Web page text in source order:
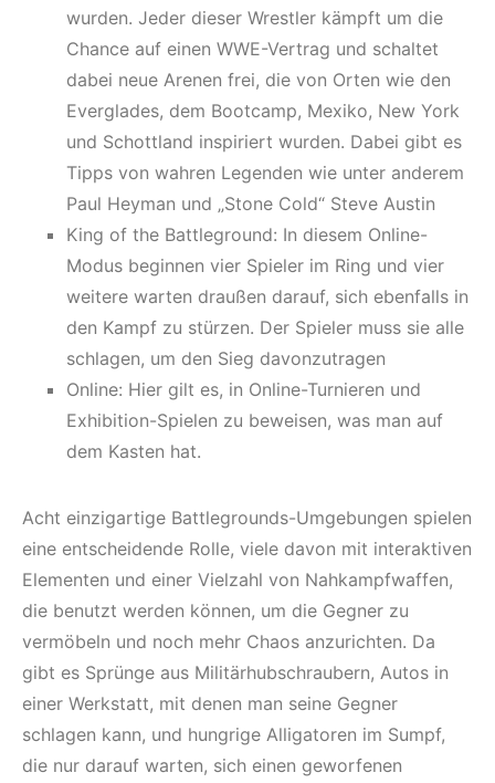
wurden. Jeder dieser Wrestler kämpft um die
Chance auf einen WWE-Vertrag und schaltet
dabei neue Arenen frei, die von Orten wie den
Everglades, dem Bootcamp, Mexiko, New York
und Schottland inspiriert wurden. Dabei gibt es
Tipps von wahren Legenden wie unter anderem
Paul Heyman und „Stone Cold“ Steve Austin
King of the Battleground: In diesem Online-
Modus beginnen vier Spieler im Ring und vier
weitere warten draußen darauf, sich ebenfalls in
den Kampf zu stürzen. Der Spieler muss sie alle
schlagen, um den Sieg davonzutragen
Online: Hier gilt es, in Online-Turnieren und
Exhibition-Spielen zu beweisen, was man auf
dem Kasten hat.
Acht einzigartige Battlegrounds-Umgebungen spielen
eine entscheidende Rolle, viele davon mit interaktiven
Elementen und einer Vielzahl von Nahkampfwaffen,
die benutzt werden können, um die Gegner zu
vermöbeln und noch mehr Chaos anzurichten. Da
gibt es Sprünge aus Militärhubschraubern, Autos in
einer Werkstatt, mit denen man seine Gegner
schlagen kann, und hungrige Alligatoren im Sumpf,
die nur darauf warten, sich einen geworfenen